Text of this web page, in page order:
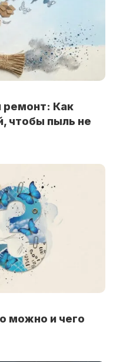
ремонт: Как
чтобы пыль не
можно и чего